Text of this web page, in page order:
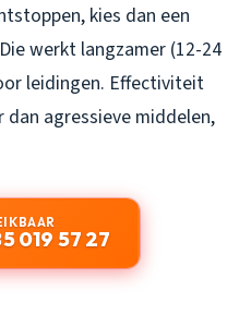
kies dan een
werkt langzamer (12-24
leidingen. Effectiviteit
agressieve middelen,
019 57 27